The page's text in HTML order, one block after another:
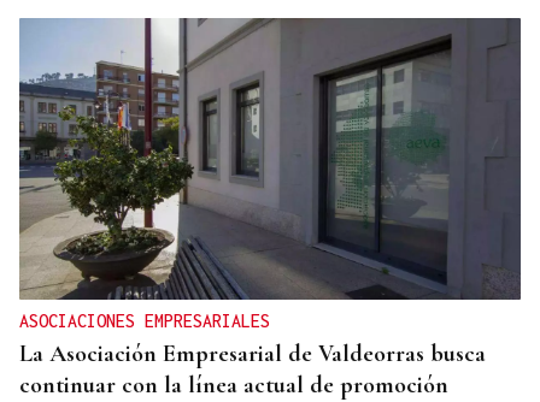
ASOCIACIONES EMPRESARIALES
La Asociación Empresarial de Valdeorras busca
continuar con la línea actual de promoción